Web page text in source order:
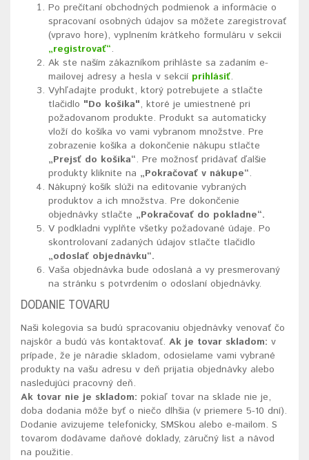
Po prečítaní obchodných podmienok a informácie o
spracovaní osobných údajov sa môžete zaregistrovať
(vpravo hore), vyplnením krátkeho formuláru v sekcii
„registrovať“.
Ak ste naším zákazníkom prihláste sa zadaním e-
mailovej adresy a hesla v sekcií prihlásiť.
Vyhľadajte produkt, ktorý potrebujete a stlačte
tlačidlo "Do košika", ktoré je umiestnené pri
požadovanom produkte. Produkt sa automaticky
vloží do košíka vo vami vybranom množstve. Pre
zobrazenie košíka a dokončenie nákupu stlačte
„Prejsť do košíka“. Pre možnosť pridávať ďalšie
produkty kliknite na „Pokračovať v nákupe“.
Nákupný košík slúži na editovanie vybraných
produktov a ich množstva. Pre dokončenie
objednávky stlačte „Pokračovať do pokladne“.
V podkladni vyplňte všetky požadované údaje. Po
skontrolovaní zadaných údajov stlačte tlačidlo
„odoslať objednávku“.
Vaša objednávka bude odoslaná a vy presmerovaný
na stránku s potvrdením o odoslaní objednávky.
DODANIE TOVARU
Naši kolegovia sa budú spracovaniu objednávky venovať čo
najskôr a budú vás kontaktovať. Ak je tovar skladom: v
prípade, že je náradie skladom, odosielame vami vybrané
produkty na vašu adresu v deň prijatia objednávky alebo
nasledujúci pracovný deň.
Ak tovar nie je skladom: pokiaľ tovar na sklade nie je,
doba dodania môže byť o niečo dlhšia (v priemere 5-10 dní).
Dodanie avizujeme telefonicky, SMSkou alebo e-mailom. S
tovarom dodávame daňové doklady, záručný list a návod
na použitie.